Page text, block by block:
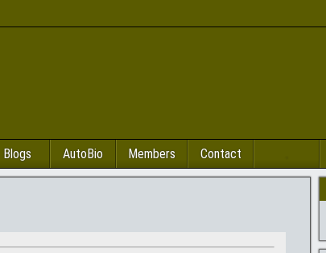
Blogs AutoBio Members Contact